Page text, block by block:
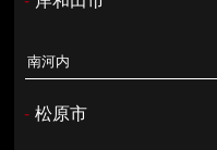
南河内
- 松原市